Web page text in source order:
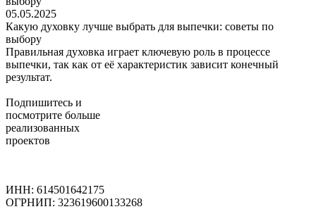
05.05.2025
Какую духовку лучше выбрать для выпечки: советы по
выбору
Правильная духовка играет ключевую роль в процессе
выпечки, так как от её характеристик зависит конечный
результат.
Подпишитесь и
посмотрите больше
реализованных
проектов
ИНН: 614501642175
ОГРНИП: 323619600133268